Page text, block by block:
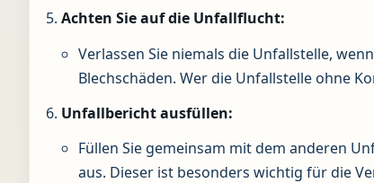
Achten Sie auf die Unfallflucht:
Verlassen Sie niemals die Unfallstelle,
Blechschäden. Wer die Unfallstelle ohne
Unfallbericht ausfüllen:
Füllen Sie gemeinsam mit dem anderen
aus. Dieser ist besonders wichtig für die